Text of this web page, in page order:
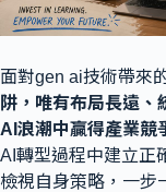
面對gen ai技術帶來
阱，唯有布局長遠、
AI浪潮中贏得產業競
AI轉型過程中建立正
檢視自身策略，一步